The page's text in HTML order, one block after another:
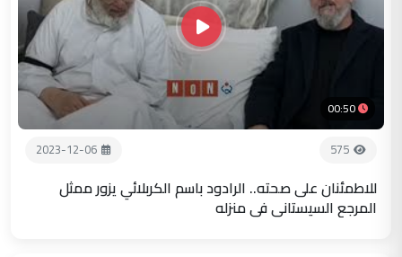
00:50
575
2023-12-06
للاطمئنان على صحته.. الرادود باسم الكربلائي يزور ممثل
المرجع السيستاني في منزله